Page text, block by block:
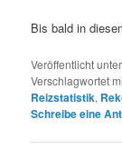
Bis bald in
Veröffentlicht unter
Verschlagwortet
Reizstatistik,
Schreibe eine